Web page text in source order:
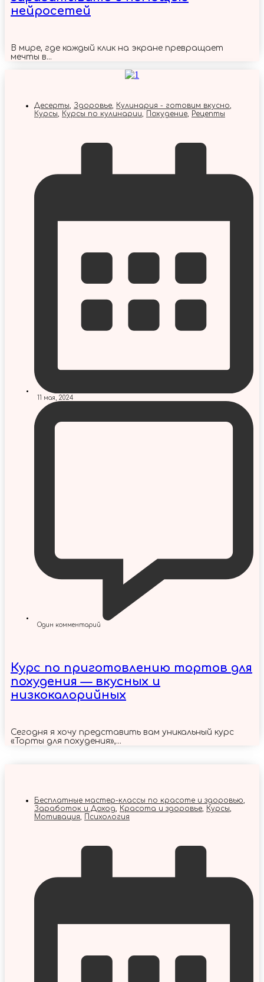
нейросетей
В мире, где каждый клик на экране превращает
мечты в...
Десерты Здоровье Кулинария - готовим вкусно
Курсы
Курсы по кулинарии Похудение Рецепты
11 мая, 2024
Один комментарий
Курс по приготовлению тортов для
похудения — вкусных и
низкокалорийных
Сегодня я хочу представить вам уникальный курс
«Торты для похудения»,...
Бесплатные мастер-классы по красоте и здоровью
Заработок и Доход
Красота и здоровье Курсы
Мотивация
Психология